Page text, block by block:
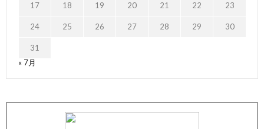
17 18 19 20 21 22 23
24 25 26 27 28 29 30
31
« 7月